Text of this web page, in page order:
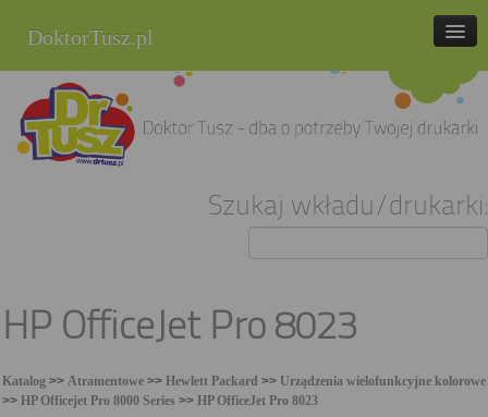
DoktorTusz.pl
tel. 857 337 337
Strona główna
Sklep internetowy
Szukaj wkładu/drukarki:
HP OfficeJet Pro 8023
Katalog >> Atramentowe >> Hewlett Packard >> Urządzenia wielofunkcyjne kolorowe
>> HP Officejet Pro 8000 Series >> HP OfficeJet Pro 8023